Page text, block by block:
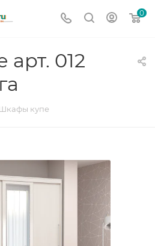
0
012
купе